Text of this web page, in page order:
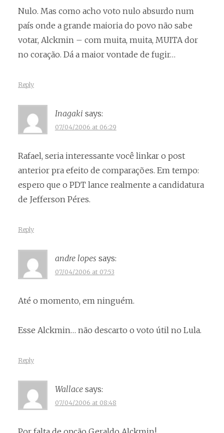
Nulo. Mas como acho voto nulo absurdo num
país onde a grande maioria do povo não sabe
votar, Alckmin – com muita, muita, MUITA dor
no coração. Dá a maior vontade de fugir…
Reply
Inagaki says:
07/04/2006 at 06:29
Rafael, seria interessante você linkar o post
anterior pra efeito de comparações. Em tempo:
espero que o PDT lance realmente a candidatura
de Jefferson Péres.
Reply
andre lopes says:
07/04/2006 at 07:53
Até o momento, em ninguém.
Esse Alckmin… não descarto o voto útil no Lula.
Reply
Wallace says:
07/04/2006 at 08:48